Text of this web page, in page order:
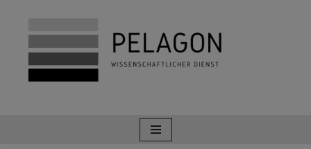
Zum
Inhalt
springen